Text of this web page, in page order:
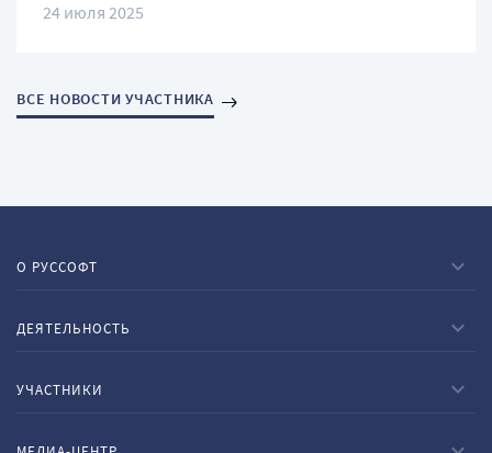
24 июля 2025
ВСЕ НОВОСТИ УЧАСТНИКА
О РУССОФТ
ДЕЯТЕЛЬНОСТЬ
УЧАСТНИКИ